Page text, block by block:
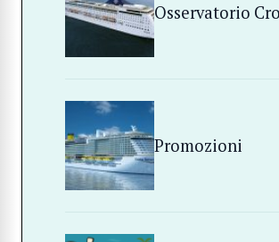
Osservatorio
Promozioni